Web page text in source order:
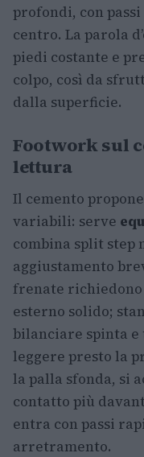
profondi, con
centro. La parola
piedi costante e
colpo, così da
dalla superficie.
Footwork sul
lettura
Il cemento
variabili: serve
combina split step
aggiustamento
frenate
esterno solido;
bilanciare spinta e
leggere presto la
la palla sfonda, si
contatto più
entra con passi
arretramento.